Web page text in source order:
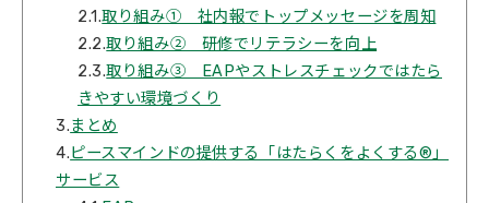
2.1.取り組み① 社内報でトップメッセージを周知
2.2.取り組み② 研修でリテラシーを向上
2.3.取り組み③ EAPやストレスチェックではたら
きやすい環境づくり
3.まとめ
4.ピースマインドの提供する「はたらくをよくする®」
サービス